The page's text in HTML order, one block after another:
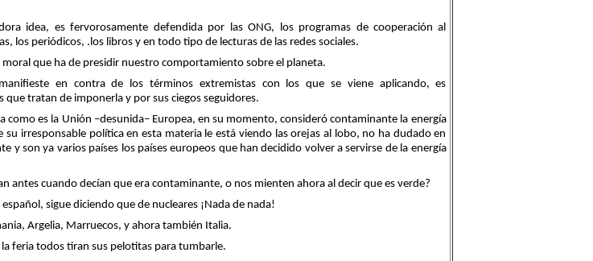
idea, es fervorosamente defendida por las ONG, los programas de cooperación al
los periódicos, .los libros y en todo tipo de lecturas de las redes sociales.
que ha de presidir nuestro comportamiento sobre el planeta.
en contra de los términos extremistas con los que se viene aplicando, es
tratan de imponerla y por sus ciegos seguidores.
como es la Unión –desunida– Europea, en su momento, consideró contaminante la energía
su irresponsable política en esta materia le está viendo las orejas al lobo, no ha dudado en
y son ya varios países los países europeos que han decidido volver a servirse de la energía
antes cuando decían que era contaminante, o nos mienten ahora al decir que es verde?
sigue diciendo que de nucleares ¡Nada de nada!
Argelia, Marruecos, y ahora también Italia.
feria todos tiran sus pelotitas para tumbarle.